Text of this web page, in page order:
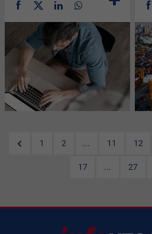
1 2 ... 11 12
17 ... 27